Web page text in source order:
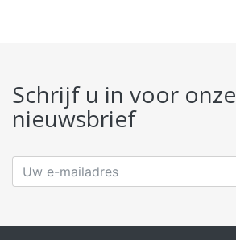
Schrijf u in voor onze
nieuwsbrief